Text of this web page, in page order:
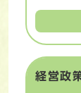
経営政